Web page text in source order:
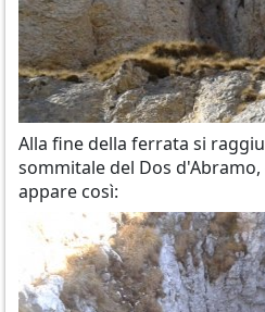
Alla fine della ferrata si
sommitale del Dos
appare così: